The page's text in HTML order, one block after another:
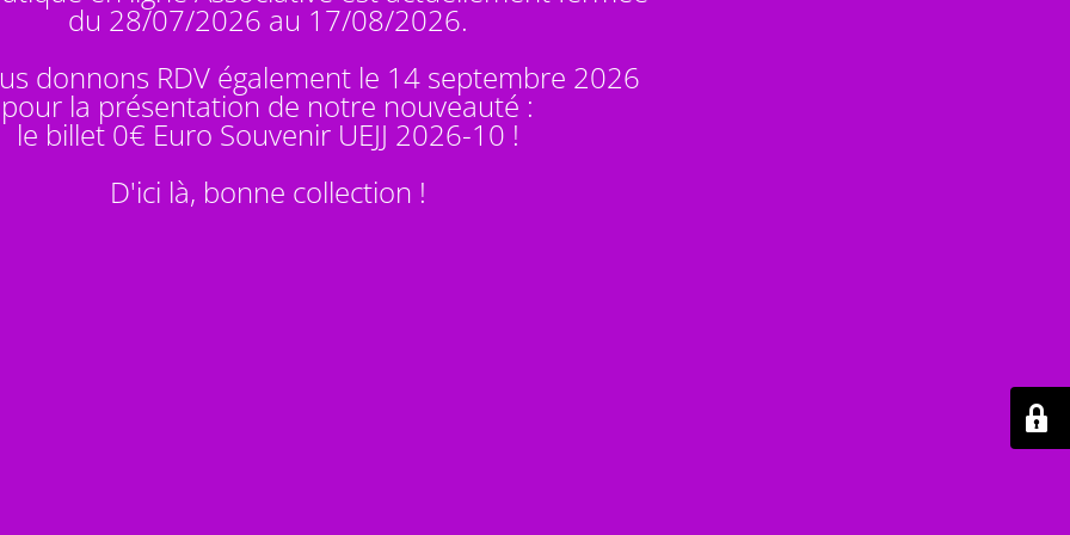
du 28/07/2026 au 17/08/2026.
donnons RDV également le 14 septembre 2026
pour la présentation de notre nouveauté :
le billet 0€ Euro Souvenir UEJJ 2026-10 !
D'ici là, bonne collection !